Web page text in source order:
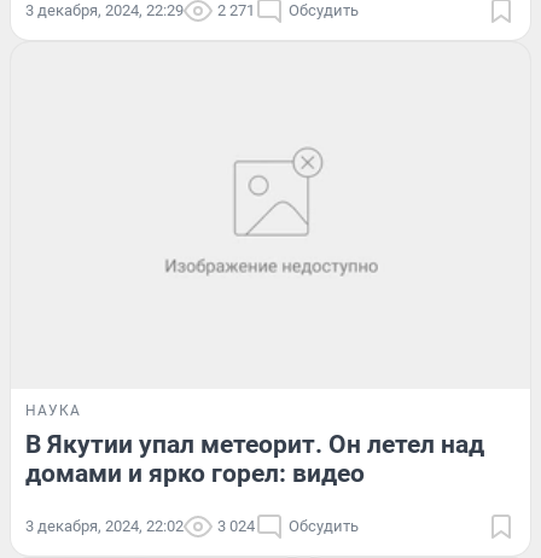
3 декабря, 2024, 22:29 2 271 Обсудить
НАУКА
В Якутии упал метеорит. Он летел над
домами и ярко горел: видео
3 декабря, 2024, 22:02 3 024 Обсудить